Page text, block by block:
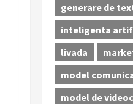
generare de
inteligenta
livada
model
model de